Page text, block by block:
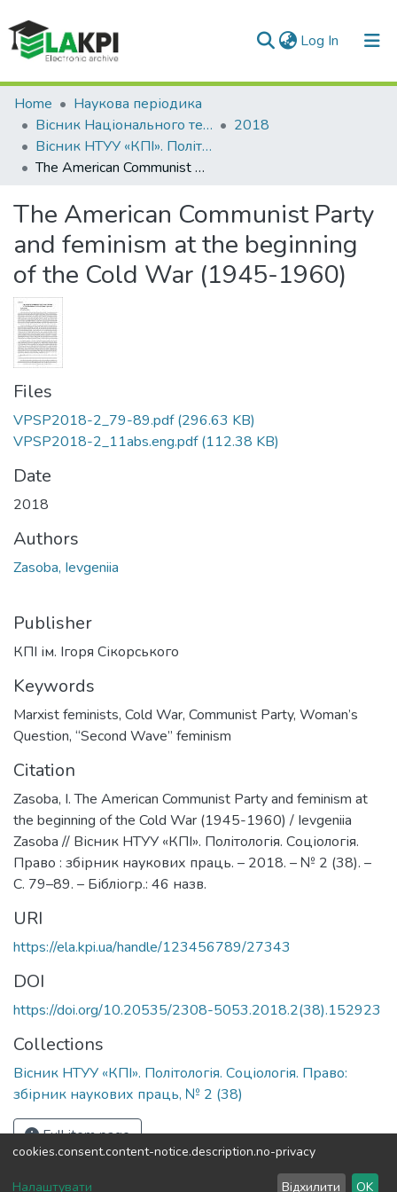
Log In (current)
Communities & Collections
All of DSpace
Statistics
Home
Наукова періодика
Вісник Національного технічного університету України «Київський політехнічний інститут». Політологія. Соціологія. Право
2018
Вісник НТУУ «КПІ». Політологія. Соціологія. Право: збірник наукових праць, № 2 (38)
The American Communist Party and feminism at the beginning of the Cold War (1945-1960)
The American Communist Party
and feminism at the beginning
of the Cold War (1945-1960)
Files
VPSP2018-2_79-89.pdf(296.63 KB)
VPSP2018-2_11abs.eng.pdf(112.38 KB)
Date
2018
Authors
Zasoba, Ievgeniia
Publisher
КПІ ім. Ігоря Сікорського
Keywords
Marxist feminists, Cold War, Communist Party, Woman’s
Question, “Second Wave” feminism
Citation
Zasoba, I. The American Communist Party and feminism at
the beginning of the Cold War (1945-1960) / Ievgeniia
Zasoba // Вісник НТУУ «КПІ». Політологія. Соціологія.
Право : збірник наукових праць. – 2018. – № 2 (38). –
С. 79–89. – Бібліогр.: 46 назв.
URI
https://ela.kpi.ua/handle/123456789/27343
DOI
https://doi.org/10.20535/2308-5053.2018.2(38).152923
Collections
Вісник НТУУ «КПІ». Політологія. Соціологія. Право:
збірник наукових праць, № 2 (38)
Full item page
DSpace software copyright © 2002-2026LYRASIS
cookies.consent.content-notice.description.no-privacy
Налаштувати Відхилити OK